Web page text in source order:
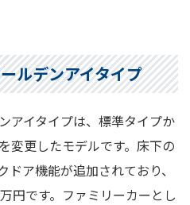
ルデンアイタイプ
アイタイプは、標準タイプか
変更したモデルです。床下の
ア機能が追加されており、
円です。ファミリーカーとし